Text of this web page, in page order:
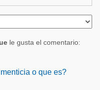
le gusta el comentario:
o que es?